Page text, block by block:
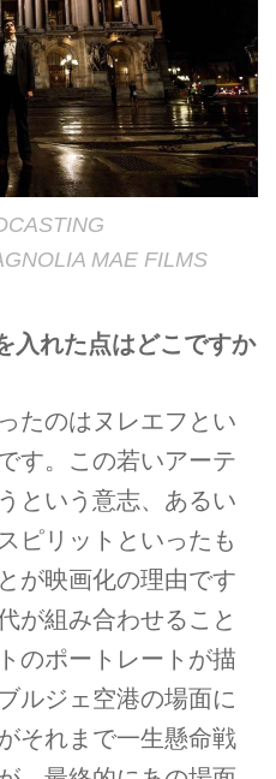
MAE FILMS
入れた点はどこですか
たのはヌレエフとい
す。この若いアーテ
という意志、あるい
ピリットといったも
が映画化の理由です
が組み合わせること
のポートレートが描
ルジェ空港の場面に
それまで一生懸命戦